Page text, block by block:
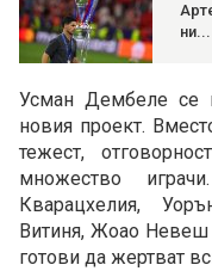
ни...
Усман Дембеле се
новия проект.
тежест,
множество
Кварацхелия,
Витиня, Жоао
готови да жертват